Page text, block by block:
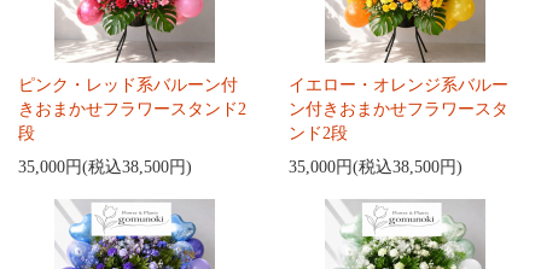
ピンク・レッド系バルーン付
きおまかせフラワースタンド2
段
35,000円(税込38,500円)
イエロー・オレンジ系バルー
ン付きおまかせフラワースタ
ンド2段
35,000円(税込38,500円)